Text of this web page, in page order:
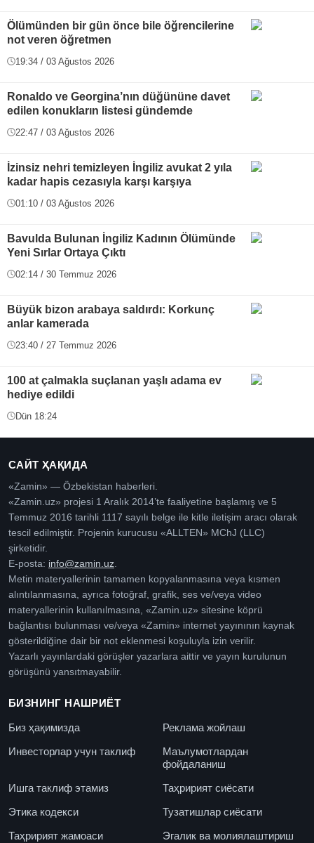
Ölümünden bir gün önce bile öğrencilerine
not veren öğretmen
19:34 / 03 Ağustos 2026
Ronaldo ve Georgina’nın düğününe davet
edilen konukların listesi gündemde
22:47 / 03 Ağustos 2026
İzinsiz nehri temizleyen İngiliz avukat 2 yıla
kadar hapis cezasıyla karşı karşıya
01:10 / 03 Ağustos 2026
Bavulda Bulunan İngiliz Kadının Ölümünde
Yeni Sırlar Ortaya Çıktı
02:14 / 30 Temmuz 2026
Büyük bizon arabaya saldırdı: Korkunç
anlar kamerada
23:40 / 27 Temmuz 2026
100 at çalmakla suçlanan yaşlı adama ev
hediye edildi
Dün 18:24
САЙТ ҲАҚИДА
«Zamin» — Özbekistan haberleri.
«Zamin.uz» projesi 1 Aralık 2014’te faaliyetine başlamış ve 5
Temmuz 2016 tarihli 1117 sayılı belge ile kitle iletişim aracı olarak
tescil edilmiştir. Projenin kurucusu «ALLTEN» MChJ (LLC)
şirketidir.
E-posta: info@zamin.uz
Metin materyallerinin tamamen kopyalanmasına veya kısmen
alıntılanmasına, ayrıca fotoğraf, grafik, ses ve/veya video
materyallerinin kullanılmasına, «Zamin.uz» sitesine köprü
bağlantısı bulunması ve/veya «Zamin» internet yayınının kaynak
gösterildiğine dair bir not eklenmesi koşuluyla izin verilir.
Yazarlı yayınlardaki görüşler yazarlara aittir ve yayın kurulunun
görüşünü yansıtmayabilir.
БИЗНИНГ НАШРИЁТ
Биз ҳақимизда
Реклама жойлаш
Инвесторлар учун таклиф
Маълумотлардан
фойдаланиш
Ишга таклиф этамиз
Таҳририят сиёсати
Этика кодекси
Тузатишлар сиёсати
Таҳририят жамоаси
Эгалик ва молиялаштириш